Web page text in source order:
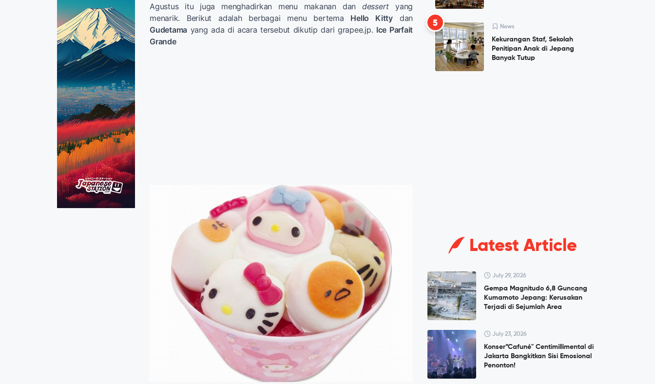
Agustus itu juga menghadirkan menu makanan dan dessert yang
menarik. Berikut adalah berbagai menu bertema Hello Kittydan
Gudetama yang ada di acara tersebut dikutip dari grapee.jp. Ice Parfait
Grande
5 News
Kekurangan Staf, Sekolah
Penitipan Anak di Jepang
Banyak Tutup
Latest Article
July 29, 2026
Gempa Magnitudo 6,8 Guncang
Kumamoto Jepang: Kerusakan
Terjadi di Sejumlah Area
July 23, 2026
Konser”Cafuné" Centimillimental di
Jakarta Bangkitkan Sisi Emosional
Penonton!